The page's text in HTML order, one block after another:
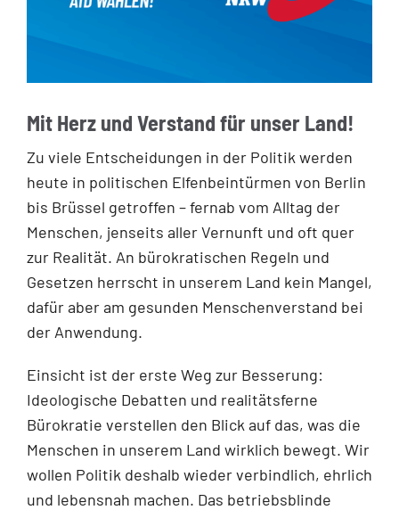
Mit Herz und Verstand für unser Land!
Zu viele Entscheidungen in der Politik werden
heute in politischen Elfenbeintürmen von Berlin
bis Brüssel getroffen – fernab vom Alltag der
Menschen, jenseits aller Vernunft und oft quer
zur Realität. An bürokratischen Regeln und
Gesetzen herrscht in unserem Land kein Mangel,
dafür aber am gesunden Menschenverstand bei
der Anwendung.
Einsicht ist der erste Weg zur Besserung:
Ideologische Debatten und realitätsferne
Bürokratie verstellen den Blick auf das, was die
Menschen in unserem Land wirklich bewegt. Wir
wollen Politik deshalb wieder verbindlich, ehrlich
und lebensnah machen. Das betriebsblinde